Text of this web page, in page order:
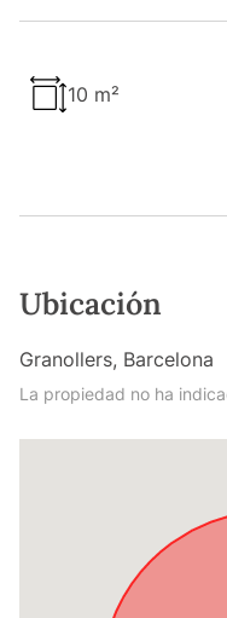
10 m²
Ubicación
Granollers, Barcelona
La propiedad no ha